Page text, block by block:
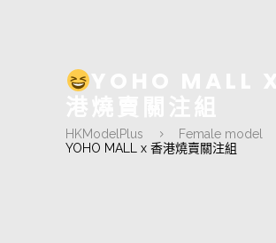
HKModelPlus
Female model
YOHO MALL x 香港燒賣關注組